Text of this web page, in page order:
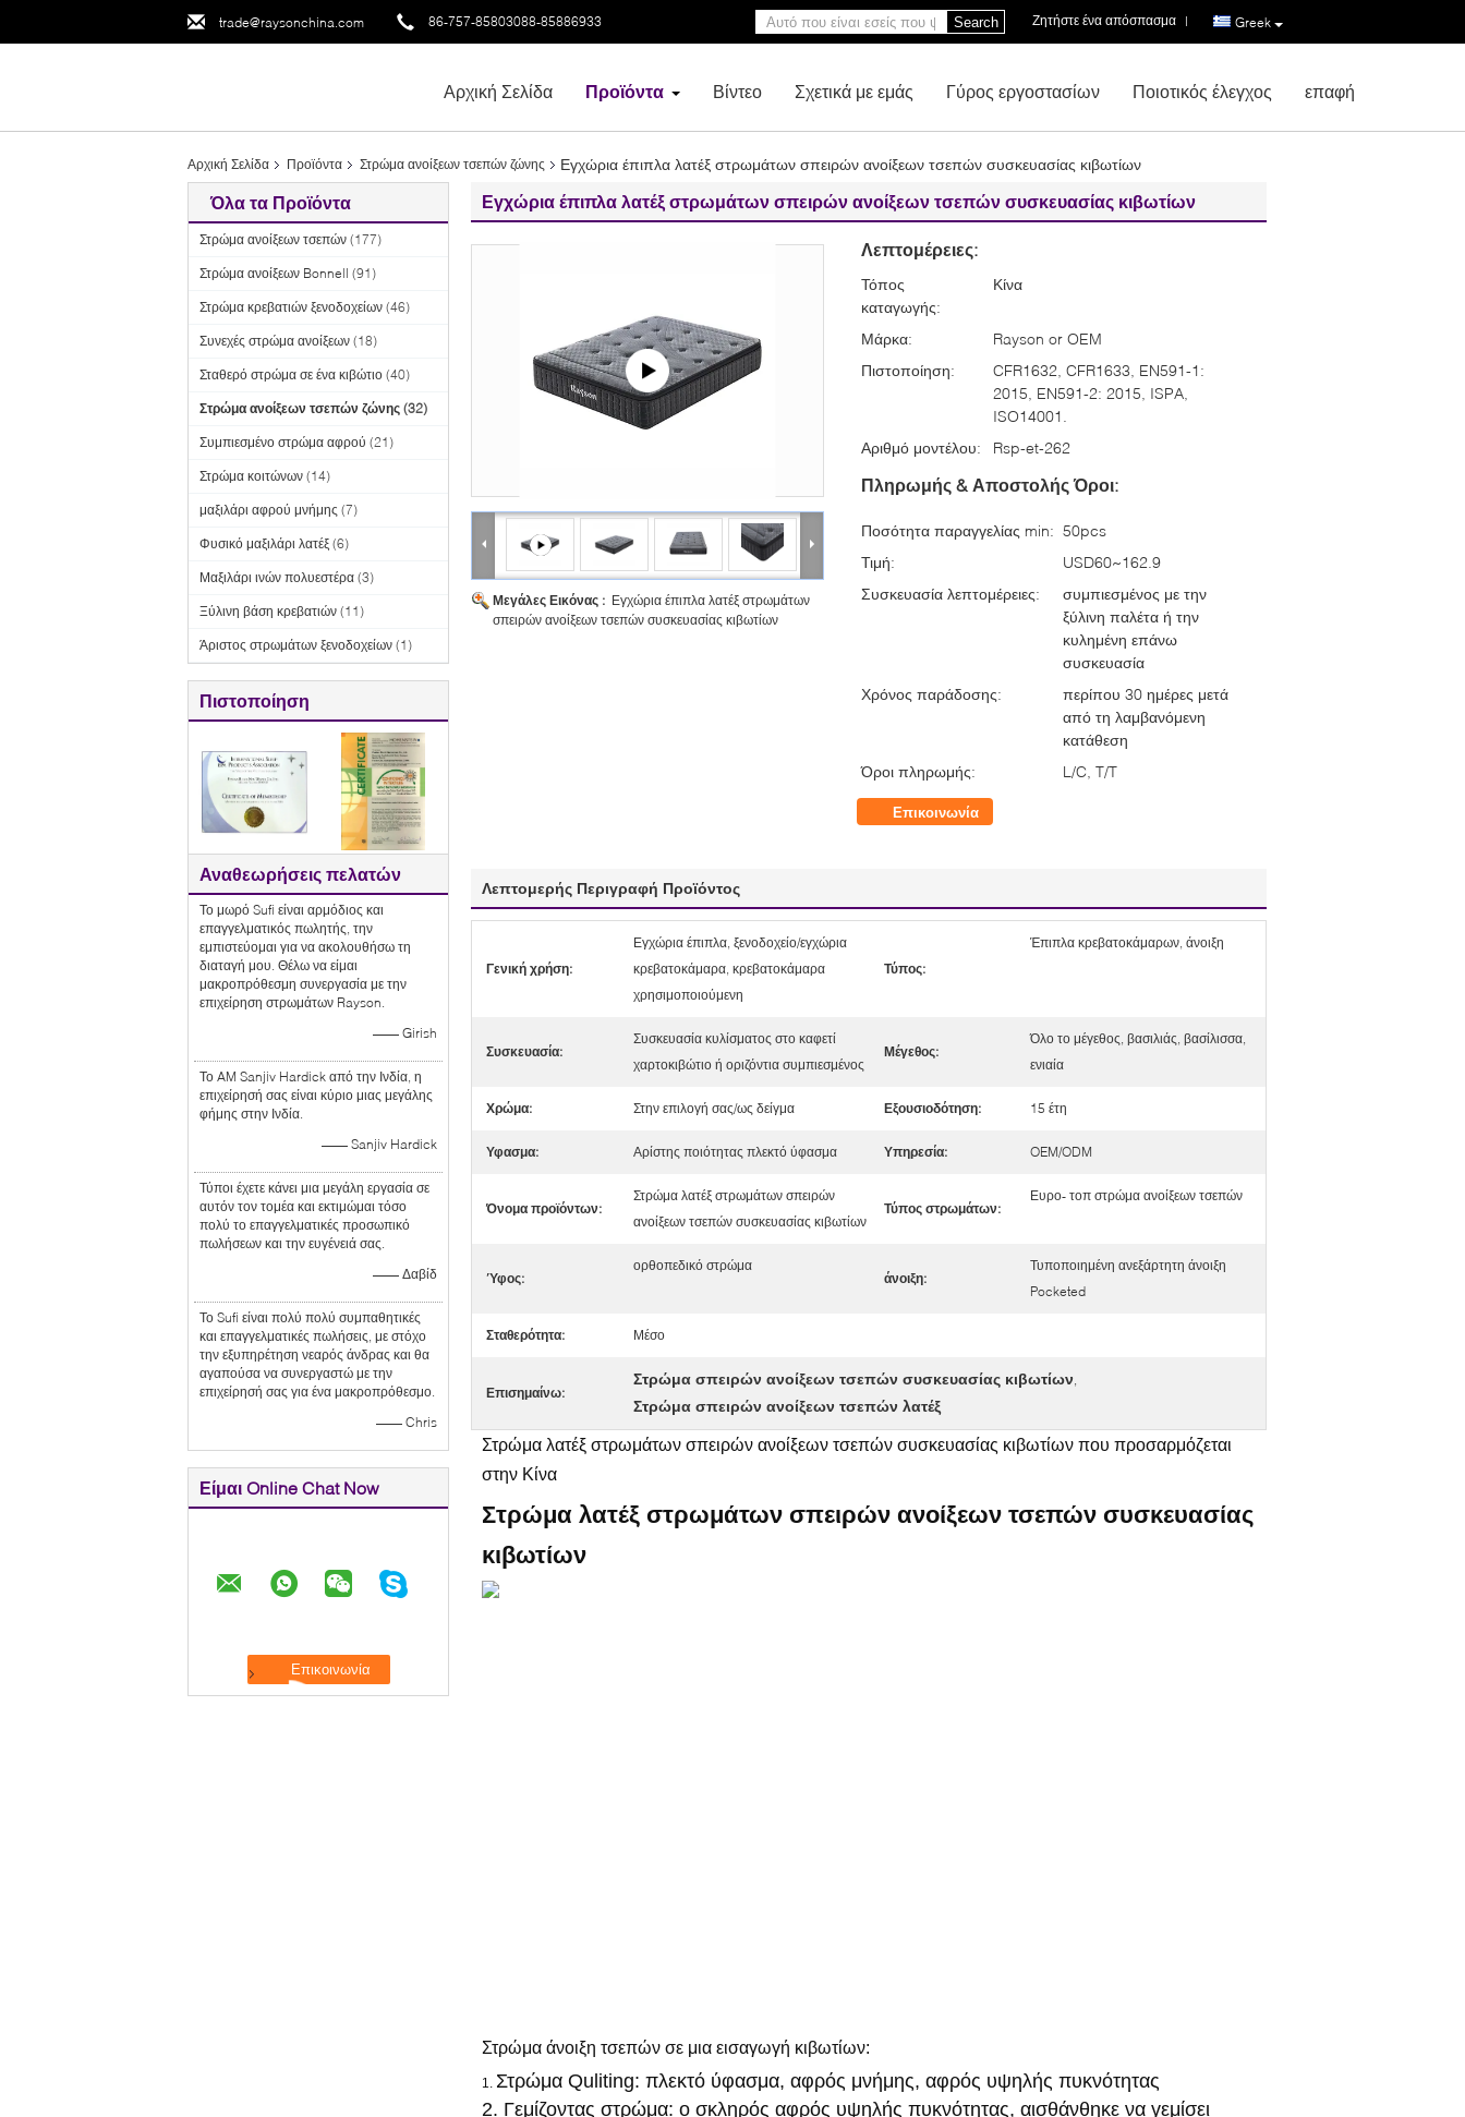
trade@raysonchina.com 86-757-85803088-85886933 Greek
Ζητήστε ένα απόσπασμα |
Search
Αρχική Σελίδα Προϊόντα Βίντεο Σχετικά με εμάς Γύρος εργοστασίων Ποιοτικός έλεγχος επαφή
Αρχική Σελίδα Προϊόντα Στρώμα ανοίξεων τσεπών ζώνης Εγχώρια έπιπλα λατέξ στρωμάτων σπειρών ανοίξεων τσεπών συσκευασίας κιβωτίων
Όλα τα Προϊόντα
Στρώμα ανοίξεων τσεπών (177)
Στρώμα ανοίξεων Bonnell (91)
Στρώμα κρεβατιών ξενοδοχείων (46)
Συνεχές στρώμα ανοίξεων (18)
Σταθερό στρώμα σε ένα κιβώτιο (40)
Στρώμα ανοίξεων τσεπών ζώνης (32)
Συμπιεσμένο στρώμα αφρού (21)
Στρώμα κοιτώνων (14)
μαξιλάρι αφρού μνήμης (7)
Φυσικό μαξιλάρι λατέξ (6)
Μαξιλάρι ινών πολυεστέρα (3)
Ξύλινη βάση κρεβατιών (11)
Άριστος στρωμάτων ξενοδοχείων (1)
Πιστοποίηση
Αναθεωρήσεις πελατών
Το μωρό Sufi είναι αρμόδιος και
επαγγελματικός πωλητής, την
εμπιστεύομαι για να ακολουθήσω τη
διαταγή μου. Θέλω να είμαι
μακροπρόθεσμη συνεργασία με την
επιχείρηση στρωμάτων Rayson.
—— Girish
Το AM Sanjiv Hardick από την Ινδία, η
επιχείρησή σας είναι κύριο μιας μεγάλης
φήμης στην Ινδία.
—— Sanjiv Hardick
Τύποι έχετε κάνει μια μεγάλη εργασία σε
αυτόν τον τομέα και εκτιμώμαι τόσο
πολύ το επαγγελματικές προσωπικό
πωλήσεων και την ευγένειά σας.
—— Δαβίδ
Το Sufi είναι πολύ πολύ συμπαθητικές
και επαγγελματικές πωλήσεις, με στόχο
την εξυπηρέτηση νεαρός άνδρας και θα
αγαπούσα να συνεργαστώ με την
επιχείρησή σας για ένα μακροπρόθεσμο.
—— Chris
Είμαι Online Chat Now
Εγχώρια έπιπλα λατέξ στρωμάτων σπειρών ανοίξεων τσεπών συσκευασίας κιβωτίων
Μεγάλες Εικόνας : Εγχώρια έπιπλα λατέξ στρωμάτων
σπειρών ανοίξεων τσεπών συσκευασίας κιβωτίων
Λεπτομέρειες:
Τόπος
καταγωγής:
Κίνα
Μάρκα:
Rayson or OEM
Πιστοποίηση:
CFR1632, CFR1633, EN591-1:
2015, EN591-2: 2015, ISPA,
ISO14001.
Αριθμό μοντέλου:
Rsp-et-262
Πληρωμής & Αποστολής Όροι:
Ποσότητα παραγγελίας min: 50pcs
Τιμή:
USD60~162.9
Συσκευασία λεπτομέρειες:
συμπιεσμένος με την
ξύλινη παλέτα ή την
κυλημένη επάνω
συσκευασία
Χρόνος παράδοσης:
περίπου 30 ημέρες μετά
από τη λαμβανόμενη
κατάθεση
Όροι πληρωμής:
L/C, T/T
Επικοινωνία
Λεπτομερής Περιγραφή Προϊόντος
Γενική χρήση:
Εγχώρια έπιπλα, ξενοδοχείο/εγχώρια
κρεβατοκάμαρα, κρεβατοκάμαρα
χρησιμοποιούμενη
Τύπος:
Έπιπλα κρεβατοκάμαρων, άνοιξη
Συσκευασία:
Συσκευασία κυλίσματος στο καφετί
χαρτοκιβώτιο ή οριζόντια συμπιεσμένος
Μέγεθος:
Όλο το μέγεθος, βασιλιάς, βασίλισσα,
ενιαία
Χρώμα: Στην επιλογή σας/ως δείγμα Εξουσιοδότηση: 15 έτη
Υφασμα: Αρίστης ποιότητας πλεκτό ύφασμα Υπηρεσία: OEM/ODM
Όνομα προϊόντων:
Στρώμα λατέξ στρωμάτων σπειρών
ανοίξεων τσεπών συσκευασίας κιβωτίων
Τύπος στρωμάτων:
Ευρο- τοπ στρώμα ανοίξεων τσεπών
Ύφος:
ορθοπεδικό στρώμα
άνοιξη:
Τυποποιημένη ανεξάρτητη άνοιξη
Pocketed
Σταθερότητα: Μέσο
Επισημαίνω:
Στρώμα σπειρών ανοίξεων τσεπών συσκευασίας κιβωτίων,
Στρώμα σπειρών ανοίξεων τσεπών λατέξ
Στρώμα λατέξ στρωμάτων σπειρών ανοίξεων τσεπών συσκευασίας κιβωτίων που προσαρμόζεται
στην Κίνα
Στρώμα λατέξ στρωμάτων σπειρών ανοίξεων τσεπών συσκευασίας
κιβωτίων
Στρώμα άνοιξη τσεπών σε μια εισαγωγή κιβωτίων:
1. Στρώμα Quliting: πλεκτό ύφασμα, αφρός μνήμης, αφρός υψηλής πυκνότητας
2. Γεμίζοντας στρώμα: ο σκληρός αφρός υψηλής πυκνότητας, αισθάνθηκε να γεμίσει